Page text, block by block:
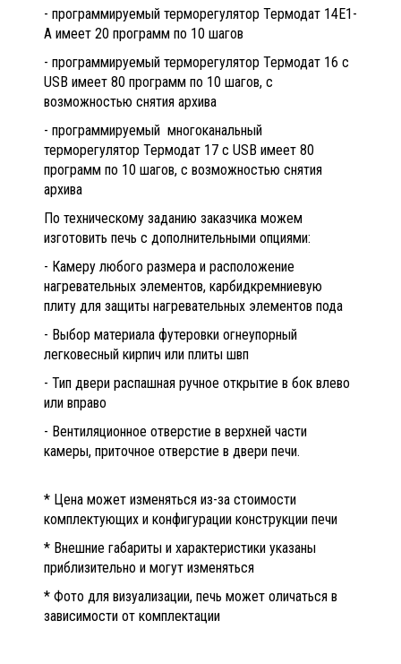
- программируемый терморегулятор Термодат 14Е1-
А имеет 20 программ по 10 шагов
- программируемый терморегулятор Термодат 16 с
USB имеет 80 программ по 10 шагов, с
возможностью снятия архива
- программируемый многоканальный
терморегулятор Термодат 17 с USB имеет 80
программ по 10 шагов, с возможностью снятия
архива
По техническому заданию заказчика можем
изготовить печь с дополнительными опциями:
- Камеру любого размера и расположение
нагревательных элементов, карбидкремниевую
плиту для защиты нагревательных элементов пода
- Выбор материала футеровки огнеупорный
легковесный кирпич или плиты швп
- Тип двери распашная ручное открытие в бок влево
или вправо
- Вентиляционное отверстие в верхней части
камеры, приточное отверстие в двери печи.
* Цена может изменяться из-за стоимости
комплектующих и конфигурации конструкции печи
* Внешние габариты и характеристики указаны
приблизительно и могут изменяться
* Фото для визуализации, печь может оличаться в
зависимости от комплектации